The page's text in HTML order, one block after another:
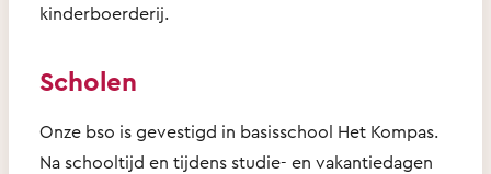
kinderboerderij.
Scholen
Onze bso is gevestigd in basisschool Het Kompas.
Na schooltijd en tijdens studie- en vakantiedagen